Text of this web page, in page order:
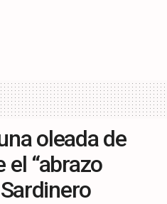
oleada de
“abrazo